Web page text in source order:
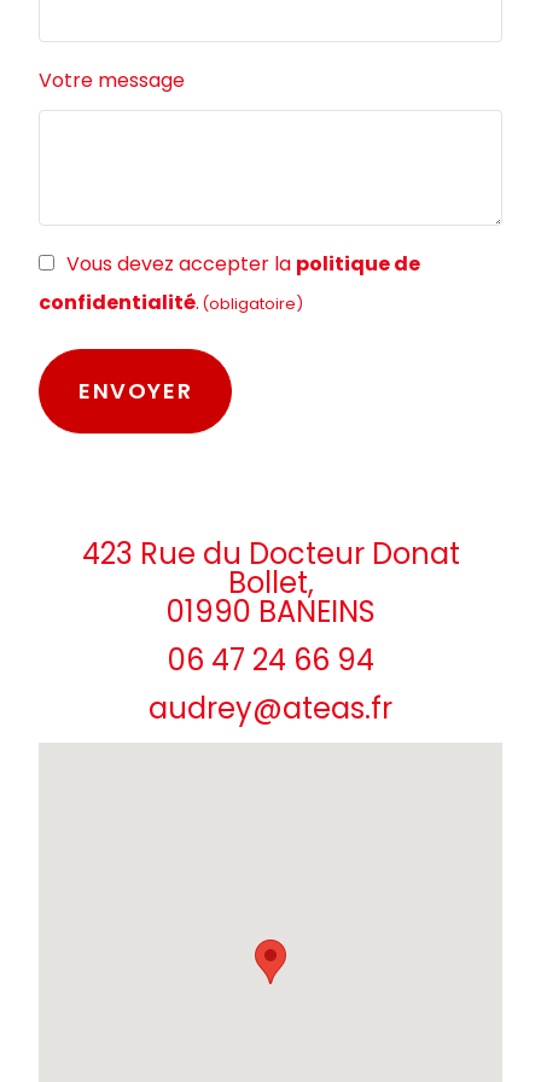
Votre message
RGPDVous devez accepter la politique de
confidentialité. (obligatoire)
423 Rue du Docteur Donat
Bollet,
01990 BANEINS
06 47 24 66 94
audrey@ateas.fr